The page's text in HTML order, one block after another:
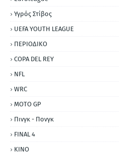
Υγρός Στίβος
UEFA YOUTH LEAGUE
ΠΕΡΙΟΔΙΚΟ
COPA DEL REY
NFL
WRC
MOTO GP
Πινγκ - Πονγκ
FINAL 4
ΚΙΝΟ